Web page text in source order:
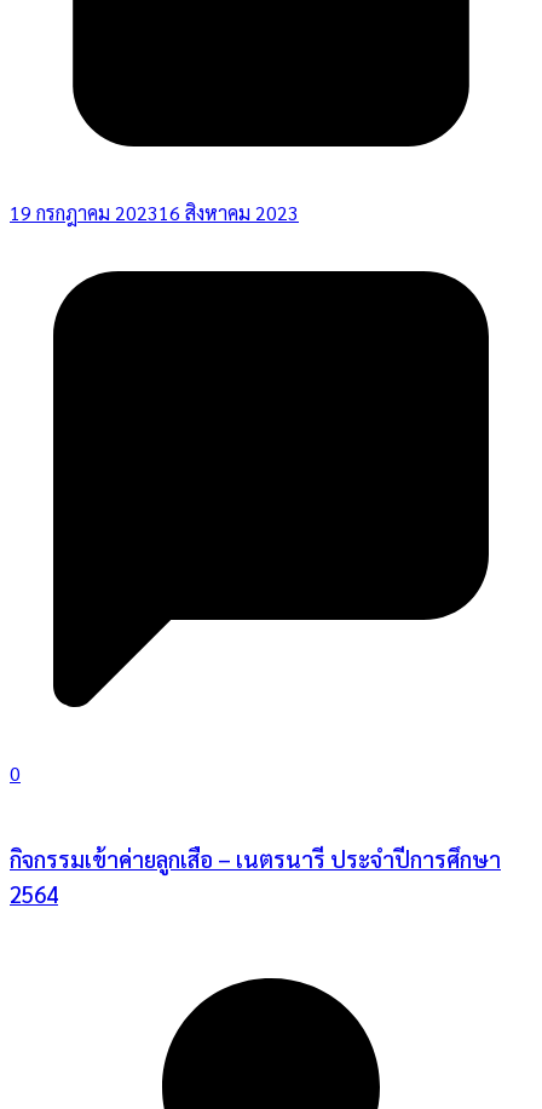
19 กรกฎาคม 202316 สิงหาคม 2023
0
กิจกรรมเข้าค่ายลูกเสือ – เนตรนารี ประจำปีการศึกษา
2564